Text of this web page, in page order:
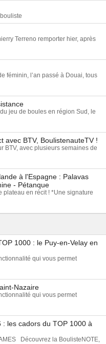
Terreno remporter hier, après
féminin, l’an passé à Douai, tous
jeu de boules en région Sud, le
avec BTV, BoulistenauteTV !
BTV, avec plusieurs semaines de
à l'Espagne : Palavas
- Pétanque
en récit ! *Une signature
1000 : le Puy-en-Velay en
qui vous permet
Nazaire
qui vous permet
les cadors du TOP 1000 à
Découvrez la BoulisteNOTE,